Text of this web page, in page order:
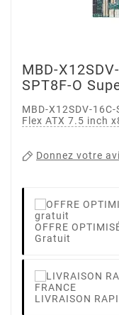
MBD-
SPT8F-O
MBD-X12SDV-
Flex ATX 7.5 inch
Donnez votre
OFFRE
Gratuit
LIVRAISON